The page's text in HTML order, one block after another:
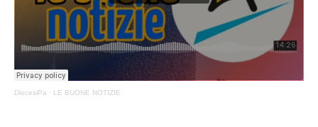
DiocesiPa · LE BUONE NOTIZIE